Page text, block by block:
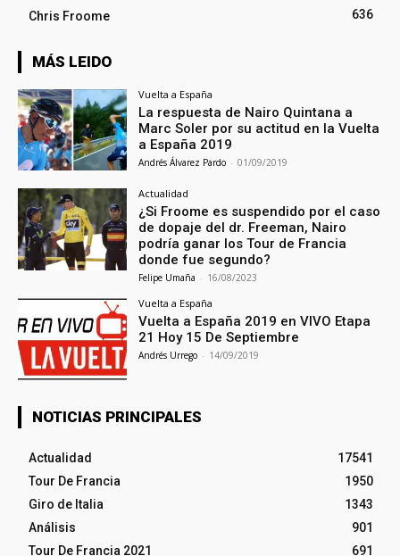
Chris Froome
636
MÁS LEIDO
Vuelta a España
La respuesta de Nairo Quintana a
Marc Soler por su actitud en la Vuelta
a España 2019
Andrés Álvarez Pardo - 01/09/2019
Actualidad
¿Si Froome es suspendido por el caso
de dopaje del dr. Freeman, Nairo
podría ganar los Tour de Francia
donde fue segundo?
Felipe Umaña - 16/08/2023
Vuelta a España
Vuelta a España 2019 en VIVO Etapa
21 Hoy 15 De Septiembre
Andrés Urrego - 14/09/2019
NOTICIAS PRINCIPALES
Actualidad
17541
Tour De Francia
1950
Giro de Italia
1343
Análisis
901
Tour De Francia 2021
691